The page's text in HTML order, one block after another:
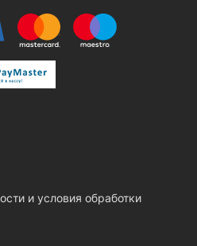
и условия обработки